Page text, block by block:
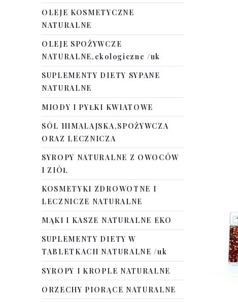
OLEJE KOSMETYCZNE
NATURALNE
OLEJE SPOŻYWCZE
NATURALNE,ekologiczne /uk
SUPLEMENTY DIETY SYPANE
NATURALNE
MIODY I PYŁKI KWIATOWE
SÓL HIMALAJSKA,SPOŻYWCZA
ORAZ LECZNICZA
SYROPY NATURALNE Z OWOCÓW
I ZIÓŁ
KOSMETYKI ZDROWOTNE I
LECZNICZE NATURALNE
MĄKI I KASZE NATURALNE EKO
SUPLEMENTY DIETY W
TABLETKACH NATURALNE /uk
SYROPY I KROPLE NATURALNE
ORZECHY PIORĄCE NATURALNE